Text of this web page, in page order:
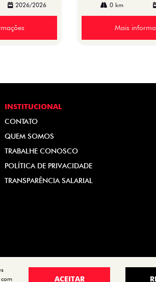
2026/2026 0 km
Mais
INSTITUCIONAL
CONTATO
QUEM SOMOS
TRABALHE CONOSCO
POLÍTICA DE PRIVACIDADE
TRANSPARÊNCIA SALARIAL
ACEITAR